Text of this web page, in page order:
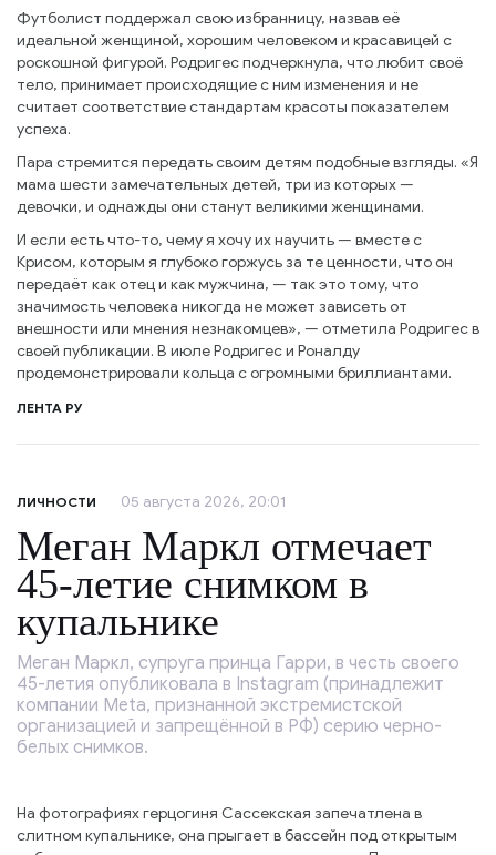
Футболист поддержал свою избранницу, назвав её
идеальной женщиной, хорошим человеком и красавицей с
роскошной фигурой. Родригес подчеркнула, что любит своё
тело, принимает происходящие с ним изменения и не
считает соответствие стандартам красоты показателем
успеха.
Пара стремится передать своим детям подобные взгляды. «Я
мама шести замечательных детей, три из которых —
девочки, и однажды они станут великими женщинами.
И если есть что-то, чему я хочу их научить — вместе с
Крисом, которым я глубоко горжусь за те ценности, что он
передаёт как отец и как мужчина, — так это тому, что
значимость человека никогда не может зависеть от
внешности или мнения незнакомцев», — отметила Родригес в
своей публикации. В июле Родригес и Роналду
продемонстрировали кольца с огромными бриллиантами.
ЛЕНТА РУ
ЛИЧНОСТИ 05 августа 2026, 20:01
Меган Маркл отмечает
45-летие снимком в
купальнике
Меган Маркл, супруга принца Гарри, в честь своего
45-летия опубликовала в Instagram (принадлежит
компании Meta, признанной экстремистской
организацией и запрещённой в РФ) серию черно-
белых снимков.
На фотографиях герцогиня Сассекская запечатлена в
слитном купальнике, она прыгает в бассейн под открытым